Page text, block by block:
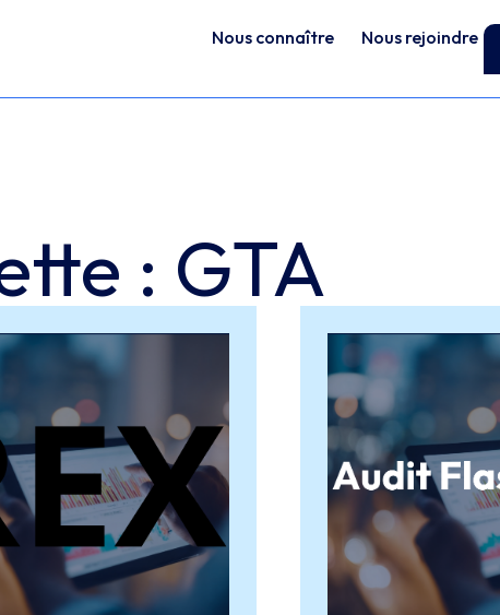
Nous connaître Nous rejoindre
: GTA